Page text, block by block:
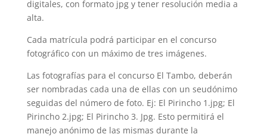
digitales, con formato jpg y tener resolución media a
alta.
Cada matrícula podrá participar en el concurso
fotográfico con un máximo de tres imágenes.
Las fotografías para el concurso El Tambo, deberán
ser nombradas cada una de ellas con un seudónimo
seguidas del número de foto. Ej: El Pirincho 1.jpg; El
Pirincho 2.jpg; El Pirincho 3. Jpg. Esto permitirá el
manejo anónimo de las mismas durante la